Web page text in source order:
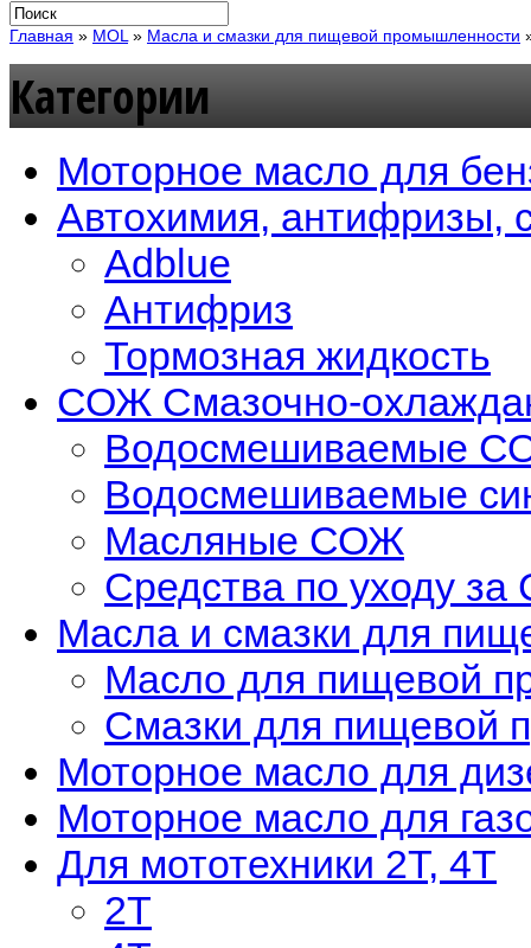
Главная » MOL » Масла и смазки для пищевой промышленности
Категории
Моторное масло для
Автохимия, антифризы,
Adblue
Антифриз
Тормозная жидкость
СОЖ Смазочно-
Водосмешиваемые
Водосмешиваемые
Масляные СОЖ
Средства по уходу
Масла и смазки для
Масло для пищевой
Смазки для пищевой
Моторное масло для
Моторное масло для
Для мототехники 2Т, 4Т
2Т